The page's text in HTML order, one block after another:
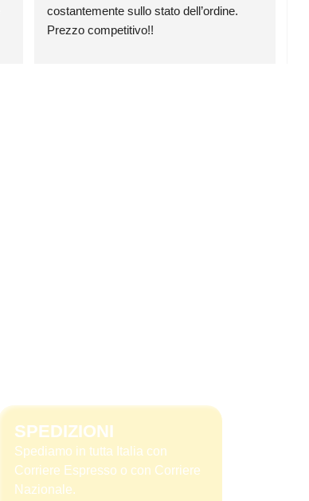
costantemente sullo stato dell’ordine.
Prezzo competitivo!!
SPEDIZIONI
Spediamo in tutta Italia con
Corriere Espresso o con Corriere
Nazionale.